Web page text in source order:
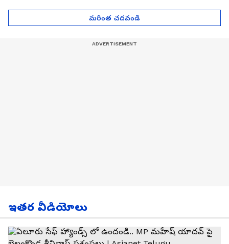
News Telugu
మరింత చదవండి
ఇతర వీడియోలు